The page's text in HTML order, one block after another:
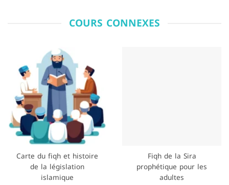
COURS CONNEXES
Carte du fiqh et histoire
de la législation
islamique
Fiqh de la Sira
prophétique pour les
adultes